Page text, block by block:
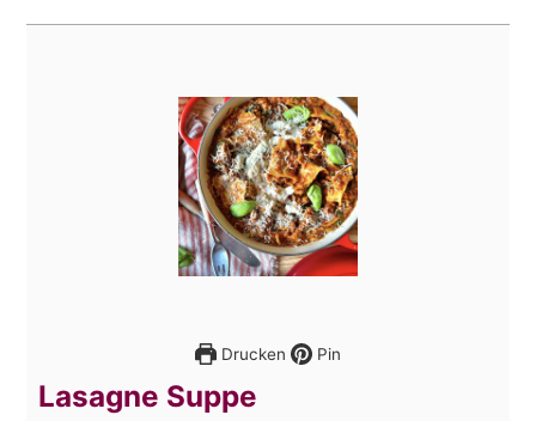
Drucken Pin
Lasagne Suppe